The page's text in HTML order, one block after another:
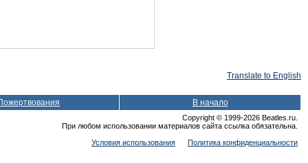
Translate to English
В начало
Copyright © 1999-2026 Beatles.ru.
При любом использовании материалов сайта ссылка обязательна.
Условия использования
Политика конфиденциальности